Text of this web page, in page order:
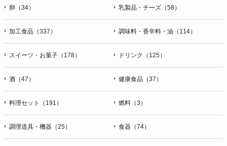
卵（34） 乳製品・チーズ（58）
加工食品（337） 調味料・香辛料・油（114）
スイーツ・お菓子（178） ドリンク（125）
酒（47） 健康食品（37）
料理セット（191） 燃料（3）
調理道具・機器（25） 食器（74）